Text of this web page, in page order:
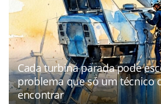
Cada turbina parada pode
problema que só um técnico
encontrar